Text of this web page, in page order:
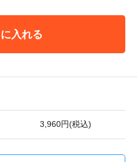
入れる
3,960円(税込)